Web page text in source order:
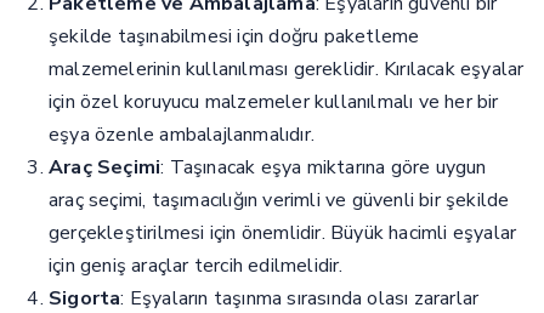
şekilde taşınabilmesi için doğru paketleme
malzemelerinin kullanılması gereklidir. Kırılacak eşyalar
için özel koruyucu malzemeler kullanılmalı ve her bir
eşya özenle ambalajlanmalıdır.
Araç Seçimi: Taşınacak eşya miktarına göre uygun
araç seçimi, taşımacılığın verimli ve güvenli bir şekilde
gerçekleştirilmesi için önemlidir. Büyük hacimli eşyalar
için geniş araçlar tercih edilmelidir.
Sigorta: Eşyaların taşınma sırasında olası zararlar